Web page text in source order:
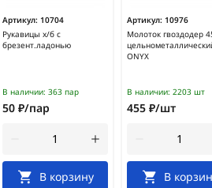
Артикул: 10704
Рукавицы х/б с
брезент.ладонью
В наличии: 363 пар
50 ₽/пар
В корзину
Артикул: 10976
Молоток гвоздодер
ONYX
В наличии: 2203 шт
455 ₽/шт
В